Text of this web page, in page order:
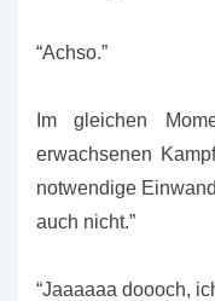
“Achso.”
Im gleichen
erwachsenen
notwendige
auch nicht.”
“Jaaaaaa doooch,